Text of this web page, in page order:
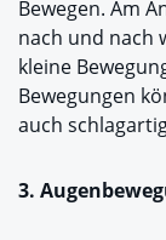
Bewegen. Am
nach und nach
kleine
Bewegungen
auch
3.